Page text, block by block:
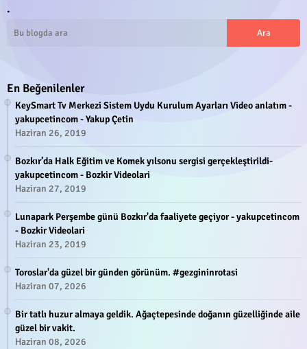
.
En Beğenilenler
KeySmart Tv Merkezi Sistem Uydu Kurulum Ayarları Video anlatım -
yakupcetincom - Yakup Çetin
Haziran 26, 2019
Bozkır’da Halk Eğitim ve Komek yılsonu sergisi gerçekleştirildi-
yakupcetincom - Bozkir Videolari
Haziran 27, 2019
Lunapark Perşembe günü Bozkır'da faaliyete geçiyor - yakupcetincom
- Bozkir Videolari
Haziran 23, 2019
Toroslar'da güzel bir günden görünüm. #gezgininrotasi
Haziran 07, 2026
Bir tatlı huzur almaya geldik. Ağaçtepesinde doğanın güzelliğinde aile
güzel bir vakit.
Haziran 08, 2026